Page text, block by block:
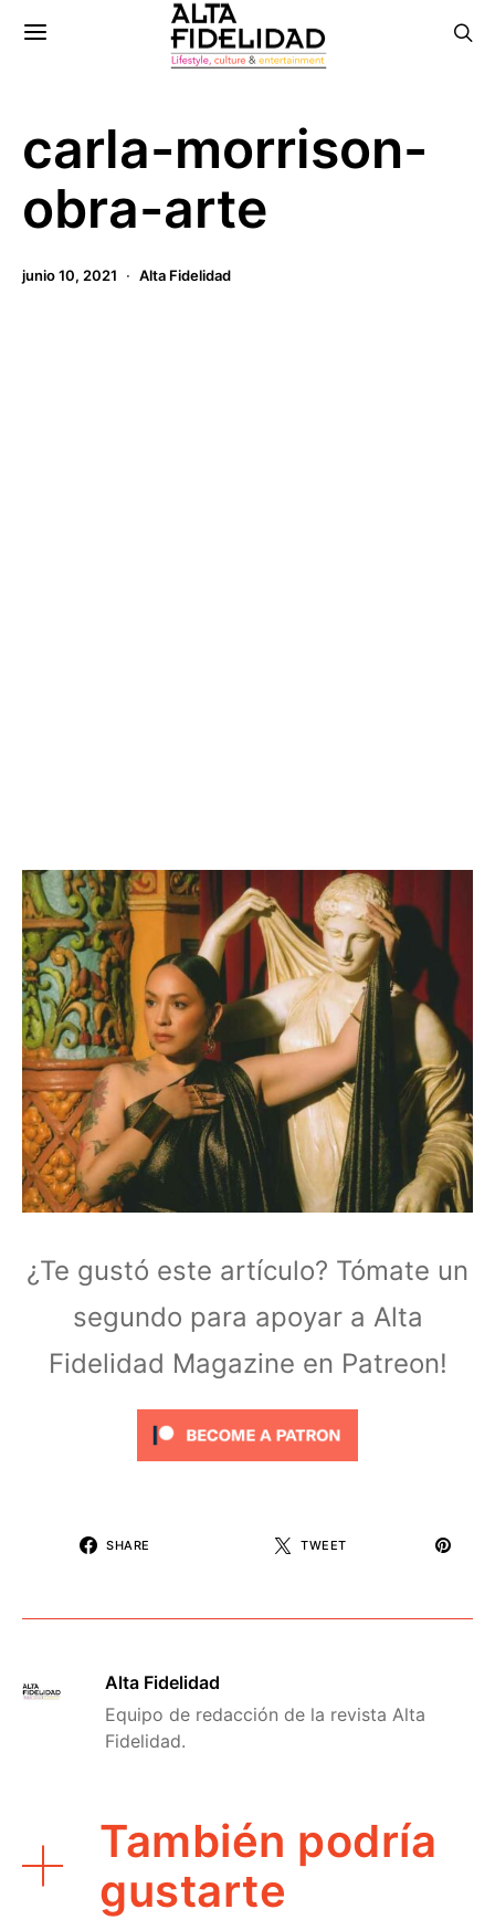
carla-morrison-
obra-arte
junio 10, 2021 Alta Fidelidad
¿Te gustó este artículo? Tómate un
segundo para apoyar a Alta
Fidelidad Magazine en Patreon!
SHARE TWEET
Alta Fidelidad
Equipo de redacción de la revista Alta
Fidelidad.
También podría
gustarte